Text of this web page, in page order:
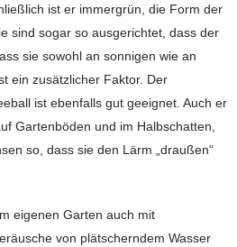
ist er immergrün, die Form der
sind sogar so ausgerichtet, dass der
sie sowohl an sonnigen wie an
ein zusätzlicher Faktor. Der
ist ebenfalls gut geeignet. Auch er
Gartenböden und im Halbschatten,
so, dass sie den Lärm „draußen“
eigenen Garten auch mit
von plätscherndem Wasser